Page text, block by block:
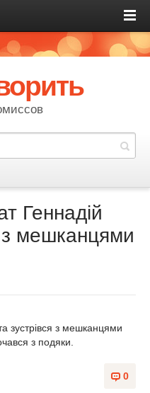
Геннадій
з мешканцями
зустрівся з мешканцями
з подяки.
0